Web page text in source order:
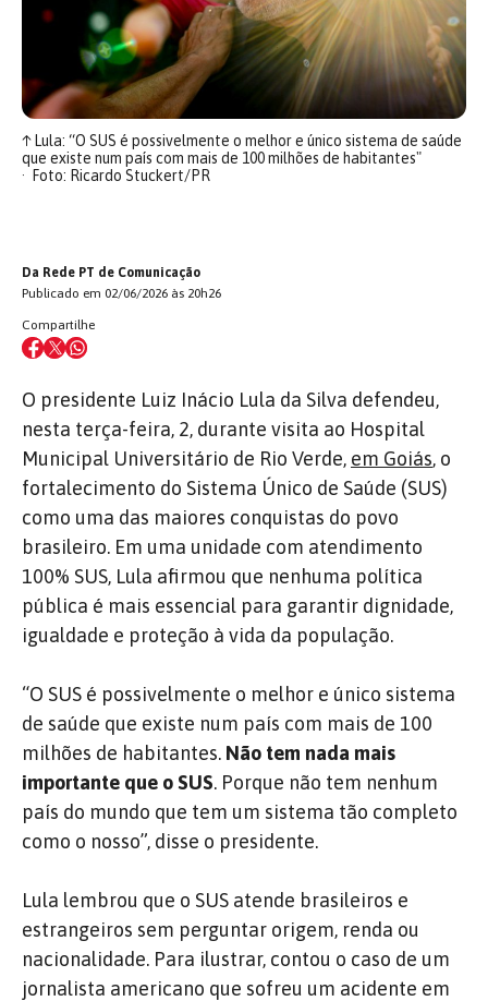
↑Lula: “O SUS é possivelmente o melhor e único sistema de saúde
que existe num país com mais de 100 milhões de habitantes"
Foto: Ricardo Stuckert/PR
Da Rede PT de Comunicação
Publicado em 02/06/2026 às 20h26
Compartilhe
O presidente Luiz Inácio Lula da Silva defendeu,
nesta terça-feira, 2, durante visita ao Hospital
Municipal Universitário de Rio Verde, em Goiás, o
fortalecimento do Sistema Único de Saúde (SUS)
como uma das maiores conquistas do povo
brasileiro. Em uma unidade com atendimento
100% SUS, Lula afirmou que nenhuma política
pública é mais essencial para garantir dignidade,
igualdade e proteção à vida da população.
“O SUS é possivelmente o melhor e único sistema
de saúde que existe num país com mais de 100
milhões de habitantes. Não tem nada mais
importante que o SUS. Porque não tem nenhum
país do mundo que tem um sistema tão completo
como o nosso”, disse o presidente.
Lula lembrou que o SUS atende brasileiros e
estrangeiros sem perguntar origem, renda ou
nacionalidade. Para ilustrar, contou o caso de um
jornalista americano que sofreu um acidente em